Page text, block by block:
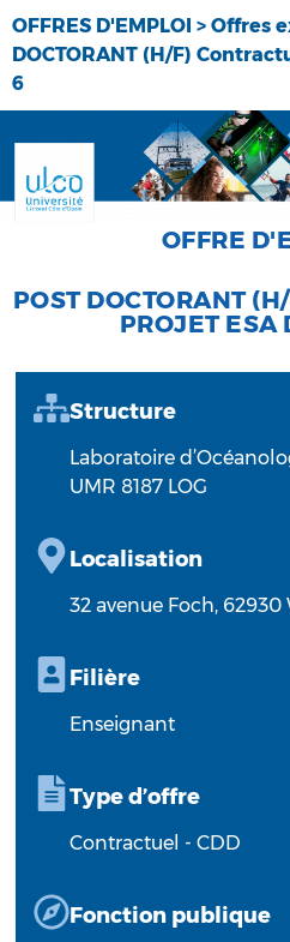
OFFRES D'EMPLOI > Offres
DOCTORANT (H/F)
6
OFFRE
POST DOCTORANT
PROJET ESA
Structure
Laboratoire
UMR 8187 LOG
Localisation
32 avenue Foch,
Filière
Enseignant
Type d’offre
Contractuel - CDD
Fonction publique